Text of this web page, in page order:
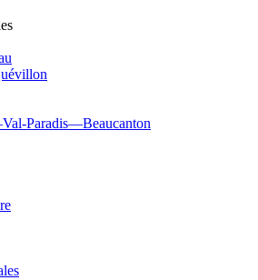
Paradis—Beaucanton